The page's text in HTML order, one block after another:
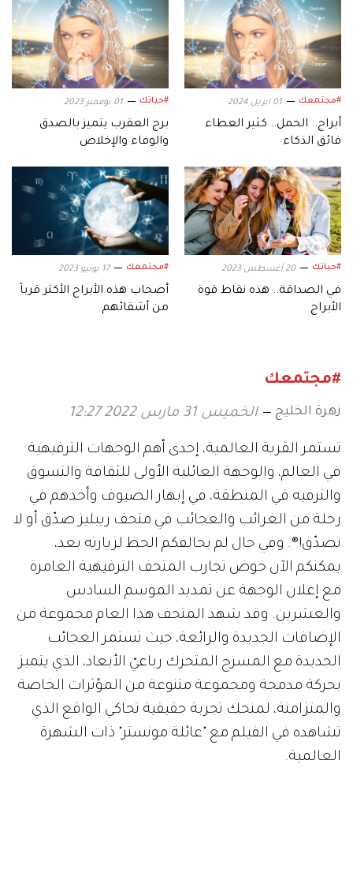
#مجتمعك 01 ابريل 2024
أبراج.. الحمل.. كثير العطاء
فائق الذكاء
#حياتك 01 نوفمبر 2023
برج العقرب يتميز بالصدق
والوفاء والإخلاص
#حياتك 20 أغسطس 2023
في الصداقة.. هذه نقاط قوة
الأبراج
#مجتمعك 17 يونيو 2023
أصحاب هذه الأبراج الأكثر قرباً
من أشقائهم
#مجتمعك
زهرة الخليج الخميس 31 مارس 2022 12:27
تستمر القرية العالمية، إحدى أهم الوجهات الترفيهية
في العالم، والوجهة العائلية الأولى للثقافة والتسوق
والترفيه في المنطقة، في إبهار الضيوف وأخذهم في
رحلة من الغرائب والعجائب في متحف ريبليز صدّق أو لا
تصدّق!®. وفي حال لم يحالفكم الحظ لزيارته بعد،
يمكنكم الآن خوض تجارب المتحف الترفيهية الغامرة
مع إعلان الوجهة عن تمديد الموسم السادس
والعشرين. وقد شهد المتحف هذا العام مجموعة من
الإضافات الجديدة والرائعة، حيث تستمر العجائب
الجديدة مع المسرح المتحرك رباعيّ الأبعاد، الذي يتميز
بحركة مدمجة ومجموعة متنوعة من المؤثرات الخاصة
والمتزامنة، لمنحك تجربة حقيقية تحاكي الواقع الذي
تشاهده في الفيلم مع "عائلة مونستر" ذات الشهرة
العالمية.